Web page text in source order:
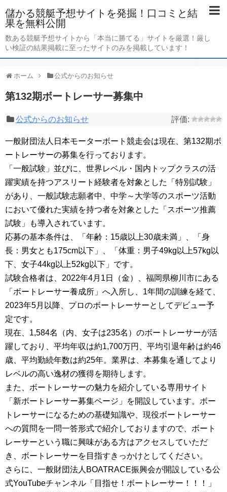
儲かる競艇予想サイトを発掘！口コミと結
果を無料公開
数ある競艇予想サイトから「本当に勝てる」サイトを厳選！厳し
い検証の結果掲載に至ったサイトのみを掲載しています！
ホーム 公式からのお知らせ
第132期ボートレーサー募集中
公式からのお知らせ
一般財団法人日本モーターボート競走会は現在、第132期ボ
ートレーサーの募集を行っております。
「一般試験」並びに、世界レベル・国内トップクラスの活
躍実績を持つアスリート経験者を対象とした「特別試験」
があり、一般試験志願者中、中学～大学等のスポーツ活動
において優れた実績を持つ者を対象とした「スポーツ推薦
試験」も導入されています。
応募の基本条件は、「年齢：15歳以上30歳未満」、「身
長：男女とも175cm以下」、「体重：男子49kg以上57kg以
下、女子44kg以上52kg以下」です。
試験合格者は、2022年4月1日（金）、福岡県柳川市にある
「ボートレーサー養成所」へ入所し、1年間の訓練を経て、
2023年5月以降、プロのボートレーサーとしてデビュー予
定です。
現在、1,584名（内、女子は235名）のボートレーサーが活
躍しており、平均年収は約1,700万円、平均引退年齢は約46
歳、平均勤続年数は約25年。業界は、本募集を通してより
レベルの高い逸材の獲得を期待します。
また、ボートレーサーの魅力を紹介している専用サイト
「新ボートレーサー募集ページ」を開設しています。ボー
トレーサーになるための基礎知識や、現役ボートレーサー
への質問を一問一答形式で紹介しておりますので、ボート
レーサーという職に興味がある方はアクセスしていただ
き、ボートレーサーを目指すきっかけとしてください。
さらに、一般財団法人BOATRACE振興会が開設している公
式YouTubeチャンネル「目指せ！ボートレーサー！！！」